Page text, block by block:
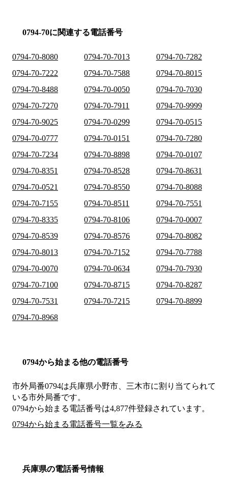
0794-70に関連する電話番号
0794-70-8080 0794-70-7013
0794-70-7282
0794-70-7222
0794-70-7588
0794-70-8015
0794-70-8488
0794-70-0050
0794-70-7030
0794-70-7270
0794-70-7911
0794-70-9999
0794-70-9025
0794-70-0299
0794-70-0515
0794-70-0777
0794-70-0151
0794-70-7280
0794-70-7234
0794-70-8898
0794-70-0107
0794-70-8351
0794-70-8528
0794-70-8631
0794-70-0521
0794-70-8550
0794-70-8088
0794-70-7155
0794-70-8511
0794-70-7551
0794-70-8335
0794-70-8106
0794-70-0007
0794-70-8539
0794-70-8576
0794-70-8082
0794-70-8013
0794-70-7152
0794-70-7788
0794-70-0070
0794-70-0634
0794-70-7930
0794-70-7100
0794-70-8715
0794-70-8287
0794-70-7531
0794-70-7215
0794-70-8899
0794-70-8968
0794から始まる他の電話番号
市外局番0794は兵庫県小野市、三木市に割り当てられて
いる市外局番です。
0794から始まる電話番号は4,877件登録されています。
0794から始まる電話番号一覧をみる
兵庫県の電話番号情報